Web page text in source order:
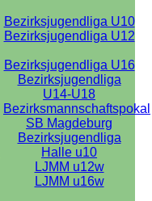
Bezirksjugendliga U10
Bezirksjugendliga U12
Bezirksjugendliga U16
Bezirksjugendliga
U14-U18
Bezirksmannschaftspokal
SB Magdeburg
Bezirksjugendliga
Halle u10
LJMM u12w
LJMM u16w